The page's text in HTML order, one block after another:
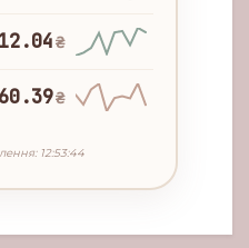
12.04₴
60.39₴
12:53:44